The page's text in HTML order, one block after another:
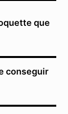
que
conseguir